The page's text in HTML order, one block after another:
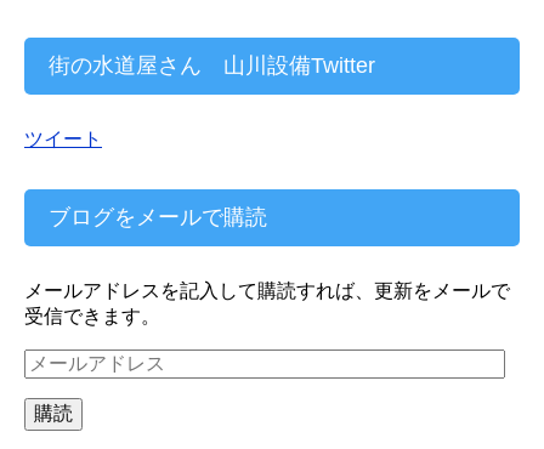
街の水道屋さん 山川設備Twitter
ツイート
ブログをメールで購読
メールアドレスを記入して購読すれば、更新をメールで
受信できます。
メ
ー
ル
ア
購読